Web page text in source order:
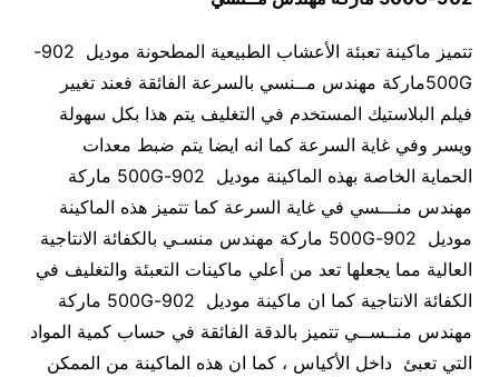
تتميز ماكينة تعبئة الأعشاب الطبيعية المطحونة موديل 902-
500Gماركة مهندس مــنسي بالسرعة الفائقة فعند تغيير
فيلم البلاستيك المستخدم في التغليف يتم هذا بكل سهولة
ويسر وفي غاية السرعة كما انه ايضا يتم ضبط معدات
الحماية الخاصة بهذه الماكينة موديل 902-500G ماركة
مهندس منـــسي في غاية السرعة كما تتميز هذه الماكينة
موديل 902-500G ماركة مهندس منسـي بالكفائة الانتاجية
العالية مما يجعلها تعد من أعلي ماكينات التعبئة والتغليف في
الكفائة الانتاجية كما ان ماكينة موديل 902-500G ماركة
مهندس منــســي تتميز بالدقة الفائقة في حساب كمية المواد
التي تعبئ داخل الأكياس ، كما ان هذه الماكينة من الممكن